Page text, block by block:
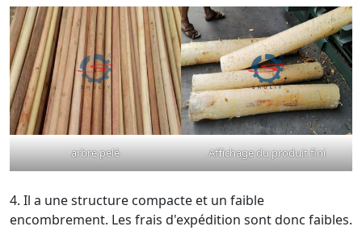
arbre pelé Affichage du produit fini
4. Il a une structure compacte et un faible
encombrement. Les frais d'expédition sont donc faibles.